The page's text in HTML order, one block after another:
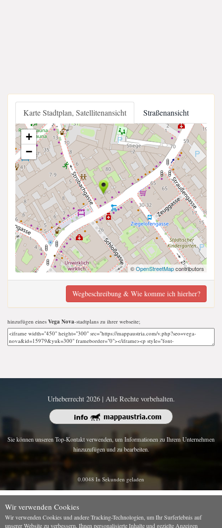
Karte Stadtplan, Satellitenansicht Straßenansicht
+
−
©OpenStreetMapcontributors
Wegbeschreibung & Wie komme ich hierher?
hinzufügen eines Vega Nova-stadtplans zu ihrer webseite;
Urheberrecht 2026 | Alle Rechte vorbehalten.
Sie können unseren Top-Kontakt verwenden, um Informationen zu Ihrem Unternehmen
hinzuzufügen und zu bearbeiten.
0.0048 In Sekunden geladen
Wir verwenden Cookies
Wir verwenden Cookies und andere Tracking-Technologien, um Ihr Surferlebnis auf
unserer Website zu verbessern, Ihnen personalisierte Inhalte und gezielte Anzeigen